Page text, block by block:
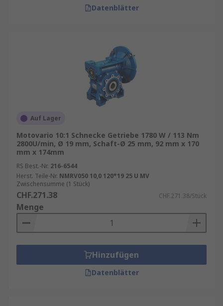
Datenblätter
Auf Lager
Motovario 10:1 Schnecke Getriebe 1780 W / 113 Nm
2800U/min, Ø 19 mm, Schaft-Ø 25 mm, 92 mm x 170
mm x 174mm
RS Best.-Nr. 216-6544
Herst. Teile-Nr. NMRV050 10,0 120*19 25 U MV
Zwischensumme (1 Stück)
CHF.271.38 CHF.271.38/Stück
Menge
Hinzufügen
Datenblätter